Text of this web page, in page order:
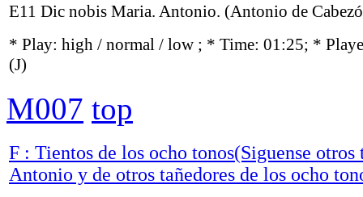
E11 Dic nobis Maria. Antonio. (Antonio de
* Play: high / normal / low ; * Time: 01:25; *
(J)
M007 top
F : Tientos de los ocho tonos(Siguense otros
Antonio y de otros tañedores de los ocho